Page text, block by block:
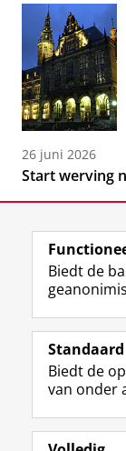
26 juni 2026
Start werving
Studiekiezers
Alumni
Biedt de
Standaard
Biedt de
van onder